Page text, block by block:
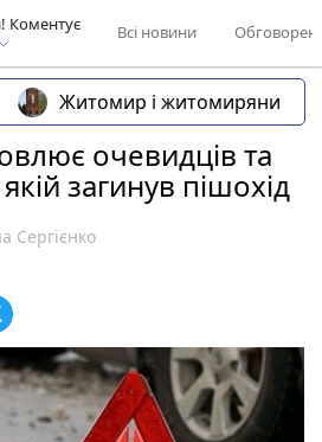
Всі новини
Житомир і житомиряни
очевидців та
загинув пішохід
Сергієнко